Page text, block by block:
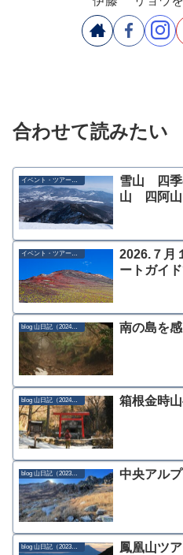
合わせて読みたい
イベント・ツアー募集
雪山 四季
山 四阿山
イベント・ツアー募集
2026.７月１
ートガイ
blog 山日記（2024年） 南の島を
blog 山日記（2024年） 箱根金時
中央アル
鳳凰山ツ